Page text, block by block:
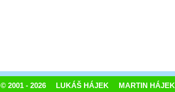
© 2001 - 2026 LUKÁŠ HÁJEK MARTIN HÁJEK